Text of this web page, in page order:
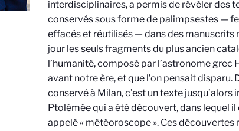
interdisciplinaires, a permis de révéler des
conservés sous forme de palimpsestes —
effacés et réutilisés — dans des manuscrits
jour les seuls fragments du plus ancien
l’humanité, composé par l’astronome grec
avant notre ère, et que l’on pensait disparu.
conservé à Milan, c’est un texte jusqu’alors
Ptolémée qui a été découvert, dans lequel
appelé « météoroscope ». Ces